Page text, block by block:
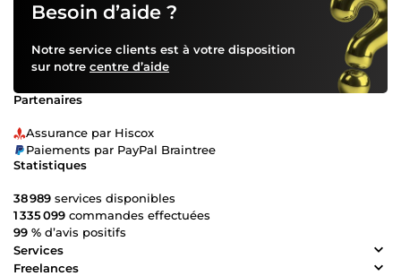
Besoin d’aide ?
Notre service clients est à votre disposition
sur notre centre d’aide
Partenaires
Assurance par Hiscox
Paiements par PayPal Braintree
Statistiques
38 989 services disponibles
1 335 099 commandes effectuées
99 % d’avis positifs
Services
Freelances